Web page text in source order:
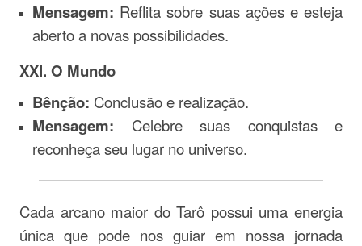
Mensagem: Reflita sobre suas ações e esteja
aberto a novas possibilidades.
XXI. O Mundo
Bênção: Conclusão e realização.
Mensagem: Celebre suas conquistas e
reconheça seu lugar no universo.
Cada arcano maior do Tarô possui uma energia
única que pode nos guiar em nossa jornada